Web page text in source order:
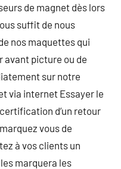
de magnet dès lors
suffit de nous
nos maquettes qui
avant picture ou de
sur notre
via internet Essayer le
d’un retour
vous de
à vos clients un
marquera les